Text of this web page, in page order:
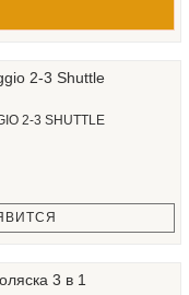
2-3 SHUTTLE